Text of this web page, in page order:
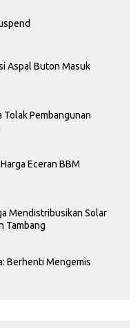
Aspal Buton Masuk
Tolak Pembangunan
Eceran BBM
Mendistribusikan Solar
Tambang
Berhenti Mengemis